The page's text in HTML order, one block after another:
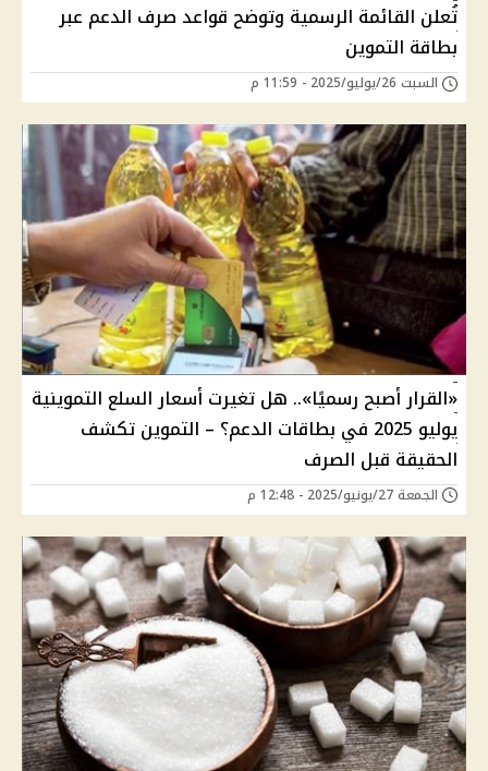
تُعلن القائمة الرسمية وتوضح قواعد صرف الدعم عبر
بطاقة التموين
السبت 26/يوليو/2025 - 11:59 م
«القرار أصبح رسميًا».. هل تغيرت أسعار السلع التموينية
يوليو 2025 في بطاقات الدعم؟ – التموين تكشف
الحقيقة قبل الصرف
الجمعة 27/يونيو/2025 - 12:48 م